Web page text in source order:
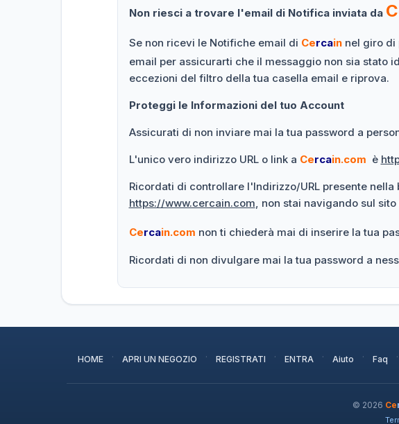
Non riesci a trovare l'email di Notifica inviata da
Se non ricevi le Notifiche email di Cercainnel giro di
email per assicurarti che il messaggio non sia stato
eccezioni del filtro della tua casella email e riprova.
Proteggi le Informazioni del tuo Account
Assicurati di non inviare mai la tua password a
L'unico vero indirizzo URL o link a Cercain.com è
Ricordati di controllare l'Indirizzo/URL presente
https://www.cercain.com, non stai navigando sul
Cercain.com non ti chiederà mai di inserire la tua
Ricordati di non divulgare mai la tua password a
HOME · APRI UN NEGOZIO · REGISTRATI · ENTRA · Aiuto · Faq ·
© 2026 Ce